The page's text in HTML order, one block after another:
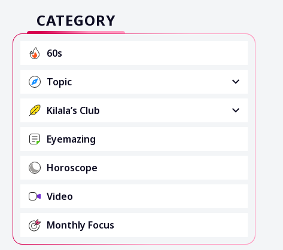
CATEGORY
60s
Topic
Kilala’s Club
Eyemazing
Horoscope
Video
Monthly Focus